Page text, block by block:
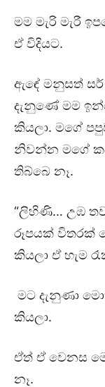
මම මැරි මැරී
ඒ විදියට.
ඇඳේ මනුසත්
දැනුණේ මම
කියලා. මගේ
නිවන්න මගේ
තිබ්බෙ නෑ.
“ලිහිණි… උඹ
රූපයක් විතරක්
කියලා ඒ හැම
මට දැනුණා
කියලා.
ඒත් ඒ වෙනස
නෑ.